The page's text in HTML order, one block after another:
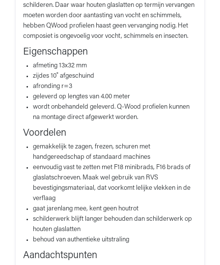
schilderen. Daar waar houten glaslatten op termijn vervangen
moeten worden door aantasting van vocht en schimmels,
hebben QWood profielen haast geen vervanging nodig. Het
composiet is ongevoelig voor vocht, schimmels en insecten.
Eigenschappen
afmeting 13x32 mm
zijdes 10˚ afgeschuind
afronding r=3
geleverd op lengtes van 4.00 meter
wordt onbehandeld geleverd. Q-Wood profielen kunnen
na montage direct afgewerkt worden.
Voordelen
gemakkelijk te zagen, frezen, schuren met
handgereedschap of standaard machines
eenvoudig vast te zetten met F18 minibrads, F16 brads of
glaslatschroeven. Maak wel gebruik van RVS
bevestigingsmateriaal, dat voorkomt lelijke vlekken in de
verflaag
gaat jarenlang mee, kent geen houtrot
schilderwerk blijft langer behouden dan schilderwerk op
houten glaslatten
behoud van authentieke uitstraling
Aandachtspunten